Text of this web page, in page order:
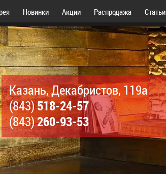
Новинки Акции Распродажа Статьи
Казань, Декабристов, 119а
(843)518-24-57
(843)260-93-53